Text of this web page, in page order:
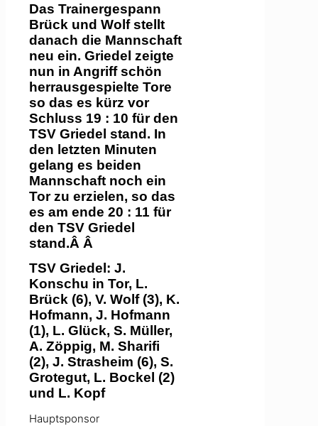
Das Trainergespann
Brück und Wolf stellt
danach die Mannschaft
neu ein. Griedel zeigte
nun in Angriff schön
herrausgespielte Tore
so das es kürz vor
Schluss 19 : 10 für den
TSV Griedel stand. In
den letzten Minuten
gelang es beiden
Mannschaft noch ein
Tor zu erzielen, so das
es am ende 20 : 11 für
den TSV Griedel
stand.Â Â
TSV Griedel: J.
Konschu in Tor, L.
Brück (6), V. Wolf (3), K.
Hofmann, J. Hofmann
(1), L. Glück, S. Müller,
A. Zöppig, M. Sharifi
(2), J. Strasheim (6), S.
Grotegut, L. Bockel (2)
und L. Kopf
Hauptsponsor